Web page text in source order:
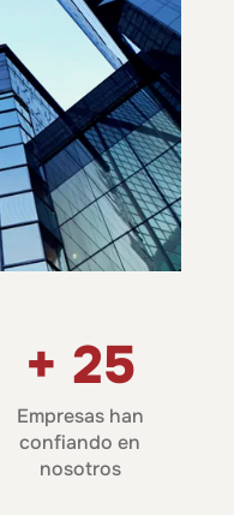
Empresas han
confiando en
nosotros
+ 356